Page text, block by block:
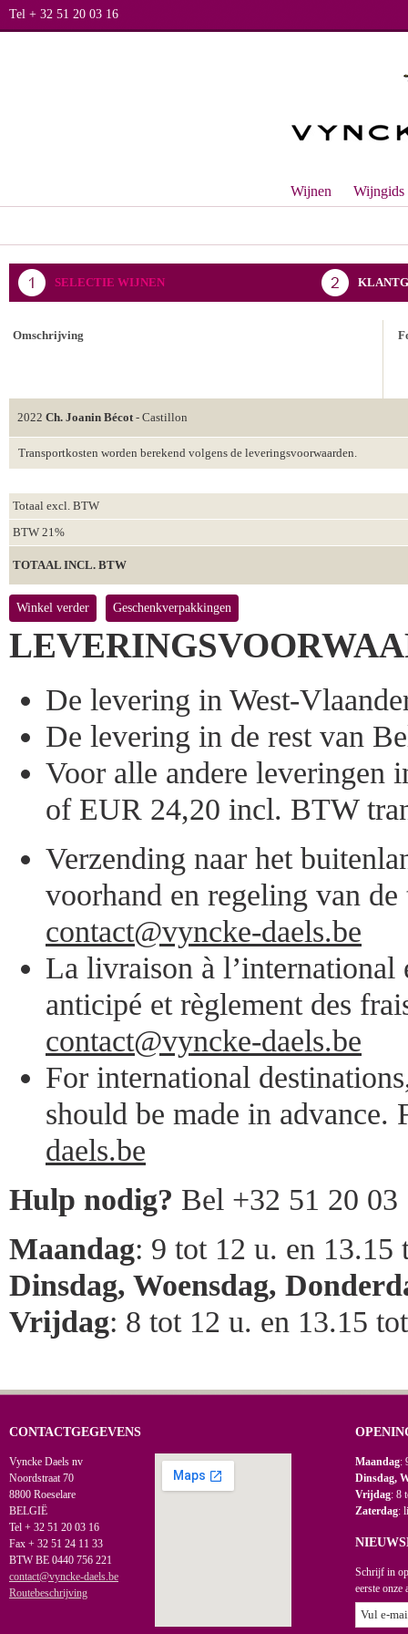
Tel + 32 51 20 03 16
Wijnen Wijngids
SELECTIE WIJNEN
Omschrijving
2022 Ch. Joanin Bécot- Castillon
Transportkosten worden berekend volgens de leveringsvoorwaarden.
Totaal excl. BTW
BTW 21%
TOTAAL INCL. BTW
Winkel verder Geschenkverpakkingen
De levering in West-
De levering in de rest van
Voor alle andere
of EUR 24,20 incl. BTW
Verzending naar het
voorhand en regeling van
contact@vyncke-daels.be
La livraison à l’international
anticipé et règlement des
contact@vyncke-daels.be
For international
should be made in advance.
daels.be
Hulp nodig? Bel +32 51 20 03
Maandag: 9 tot 12 u. en 13.15
Dinsdag, Woensdag,
Vrijdag: 8 tot 12 u. en 13.15
CONTACTGEGEVENS
Vyncke Daels nv
Noordstraat 70
8800 Roeselare
BELGIË
Tel + 32 51 20 03 16
Fax + 32 51 24 11 33
BTW BE 0440 756 221
contact@vyncke-daels.be
Routebeschrijving
Maandag:
Dinsdag,
Vrijdag: 8
Zaterdag:
Schrijf in
eerste onze